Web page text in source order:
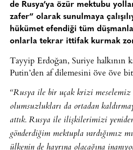
de Rusya’ya özür mektubu
zafer” olarak sunulmaya
hükümet efendiği tüm
onlarla tekrar ittifak kurmak
Tayyip Erdoğan, Suriye halkının
Putin’den af dilemesini öve öve
“Rusya ile bir uçak krizi meselemiz
olumsuzlukları da ortadan
attık. Rusya ile ilişkilerimizi
gönderdiğim mektupla vardığımız